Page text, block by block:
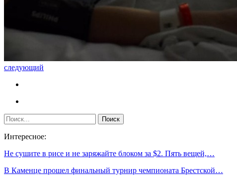
следующий
Интересное:
Не сушите в рисе и не заряжайте блоком за $2. Пять вещей,…
В Каменце прошел финальный турнир чемпионата Брестской…